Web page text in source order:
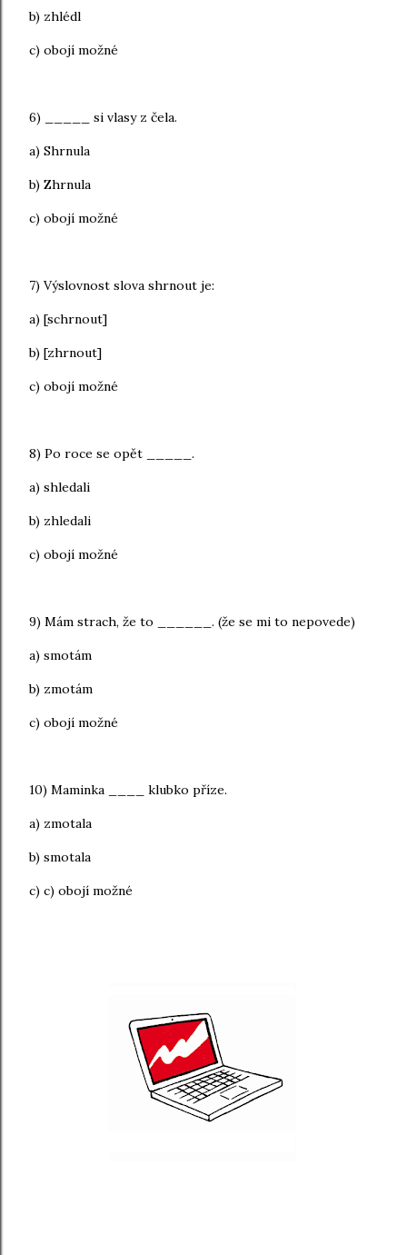
b) zhlédl
c) obojí možné
6) _____ si vlasy z čela.
a) Shrnula
b) Zhrnula
c) obojí možné
7) Výslovnost slova shrnout je:
a) [schrnout]
b) [zhrnout]
c) obojí možné
8) Po roce se opět _____.
a) shledali
b) zhledali
c) obojí možné
9) Mám strach, že to ______. (že se mi to nepovede)
a) smotám
b) zmotám
c) obojí možné
10) Maminka ____ klubko příze.
a) zmotala
b) smotala
c) c) obojí možné